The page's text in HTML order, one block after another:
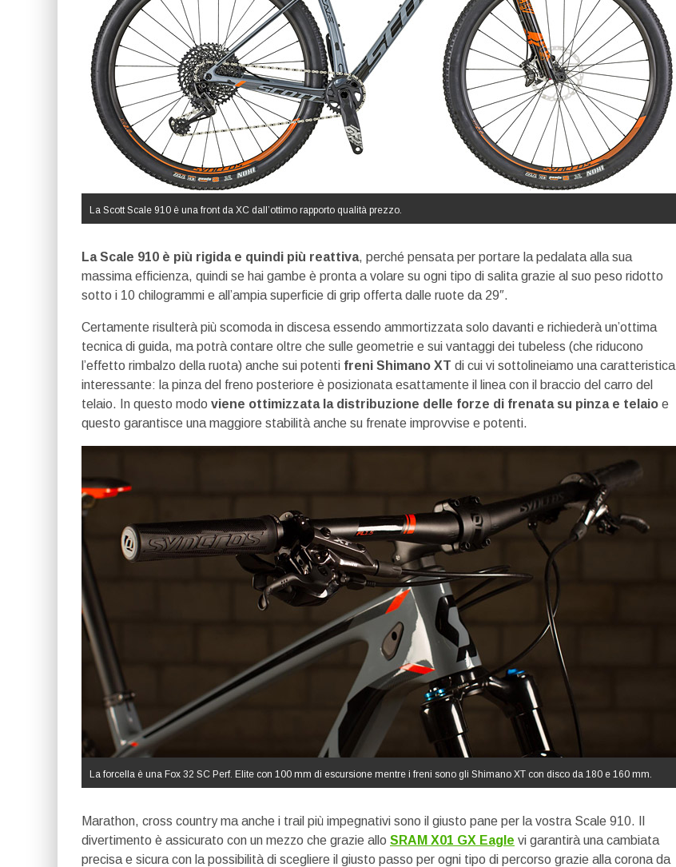
La Scott Scale 910 è una front da XC dall’ottimo rapporto qualità prezzo.
La Scale 910 è più rigida e quindi più reattiva, perché pensata per portare la pedalata alla sua
massima efficienza, quindi se hai gambe è pronta a volare su ogni tipo di salita grazie al suo peso ridotto
sotto i 10 chilogrammi e all’ampia superficie di grip offerta dalle ruote da 29″.
Certamente risulterà più scomoda in discesa essendo ammortizzata solo davanti e richiederà un’ottima
tecnica di guida, ma potrà contare oltre che sulle geometrie e sui vantaggi dei tubeless (che riducono
l’effetto rimbalzo della ruota) anche sui potenti freni Shimano XT di cui vi sottolineiamo una caratteristica
interessante: la pinza del freno posteriore è posizionata esattamente il linea con il braccio del carro del
telaio. In questo modo viene ottimizzata la distribuzione delle forze di frenata su pinza e telaio e
questo garantisce una maggiore stabilità anche su frenate improvvise e potenti.
La forcella è una Fox 32 SC Perf. Elite con 100 mm di escursione mentre i freni sono gli Shimano XT con disco da 180 e 160 mm.
Marathon, cross country ma anche i trail più impegnativi sono il giusto pane per la vostra Scale 910. Il
divertimento è assicurato con un mezzo che grazie allo SRAM X01 GX Eagle vi garantirà una cambiata
precisa e sicura con la possibilità di scegliere il giusto passo per ogni tipo di percorso grazie alla corona da